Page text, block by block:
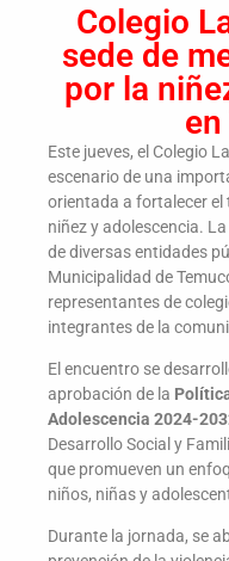
Colegio
sede de
por la
Este jueves, el Colegio
escenario de una
orientada a fortalecer
niñez y adolescencia.
de diversas entidades
Municipalidad de
representantes de
integrantes de la
El encuentro se
aprobación de la
Adolescencia 2024-
Desarrollo Social y
que promueven un
niños, niñas y
Durante la jornada, se